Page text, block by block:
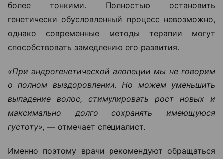
более тонкими. Полностью остановить
генетически обусловленный процесс невозможно,
однако современные методы терапии могут
способствовать замедлению его развития.
«При андрогенетической алопеции мы не говорим
о полном выздоровлении. Но можем уменьшить
выпадение волос, стимулировать рост новых и
максимально долго сохранять имеющуюся
густоту», — отмечает специалист.
Именно поэтому врачи рекомендуют обращаться